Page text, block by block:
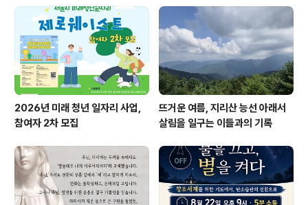
2026년 미래 청년 일자리 사업,
참여자 2차 모집
뜨거운 여름, 지리산 능선 아래서
살림을 일구는 이들과의 기록